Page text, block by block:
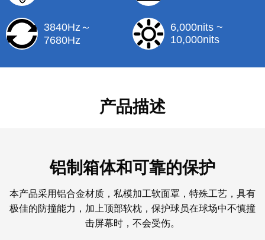
3840Hz～
7680Hz
6,000nits ~
10,000nits
产品描述
铝制箱体和可靠的保护
本产品采用铝合金材质，私模加工软面罩，特殊工艺，具有
极佳的防撞能力，加上顶部软枕，保护球员在球场中不慎撞
击屏幕时，不会受伤。